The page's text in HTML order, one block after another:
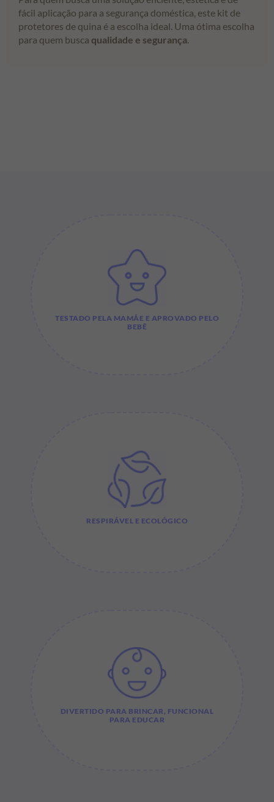
fácil aplicação para a segurança doméstica, este kit de
protetores de quina é a escolha ideal. Uma ótima escolha
para quem busca qualidade e segurança.
TESTADO PELA MAMÃE E APROVADO PELO
BEBÊ
RESPIRÁVEL E ECOLÓGICO
DIVERTIDO PARA BRINCAR, FUNCIONAL
PARA EDUCAR